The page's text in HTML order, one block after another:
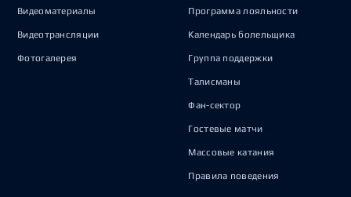
Видеоматериалы
Видеотрансляции
Фотогалерея
Программа лояльности
Календарь болельщика
Группа поддержки
Талисманы
Фан-сектор
Гостевые матчи
Массовые катания
Правила поведения